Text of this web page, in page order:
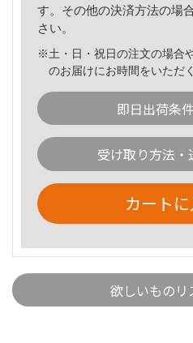
す。その他の決済方法の場
さい。
※土・日・祝日の注文の場合
のお届けにお時間をいただ
即日出荷条
受け取り方法・
カート
欲しいものリ